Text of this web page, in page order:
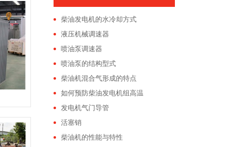
柴油发电机的水冷却方式
液压机械调速器
喷油泵调速器
喷油泵的结构型式
柴油机混合气形成的特点
如何预防柴油发电机组高温
发电机气门导管
活塞销
柴油机的性能与特性